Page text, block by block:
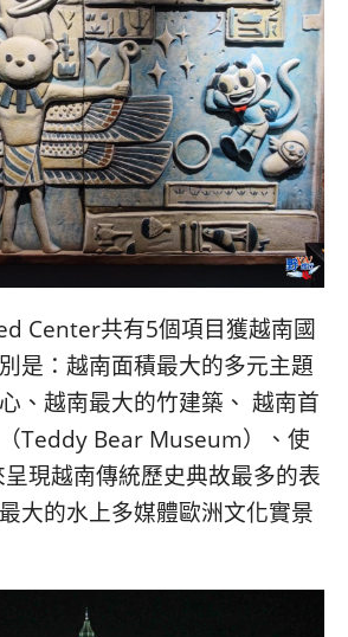
Center共有5個項目獲越南國
是：越南面積最大的多元主題
、越南最大的竹建築、 越南首
Teddy Bear Museum）、使
現越南傳統歷史典故最多的表
大的水上多媒體歐洲文化實景